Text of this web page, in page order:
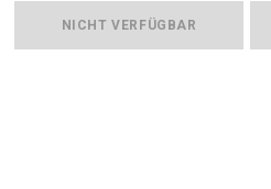
NICHT VERFÜGBAR